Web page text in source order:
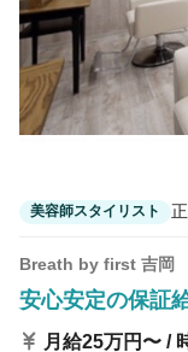
美容師スタイリスト
Breath by first 吉岡
安心安定の保証
月給25万円〜 /